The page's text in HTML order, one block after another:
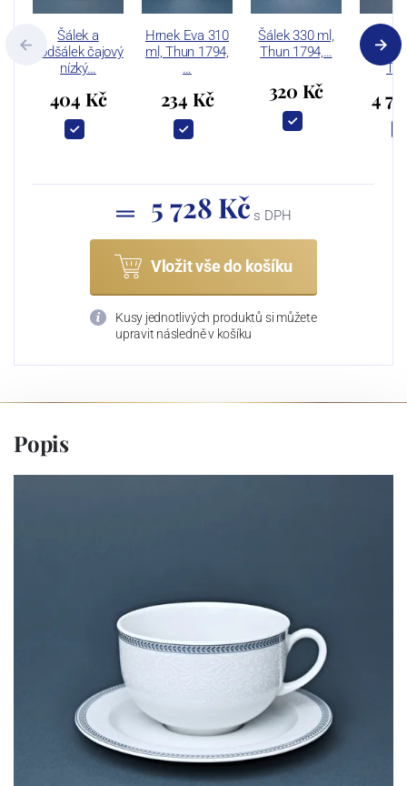
Šálek a
podšálek čajový
nízký…
404 Kč
Hrnek Eva 310
ml, Thun 1794,
…
234 Kč
Šálek 330 ml,
Thun 1794,…
320 Kč
pro 6
4
5 728 Kč s DPH
Vložit vše do košíku
Kusy jednotlivých produktů si můžete
upravit následně v košíku
Popis